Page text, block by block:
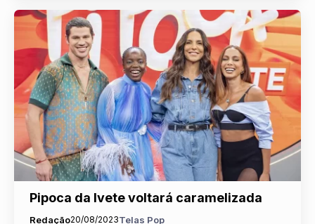
Pipoca da Ivete voltará caramelizada
Redação20/08/2023Telas Pop